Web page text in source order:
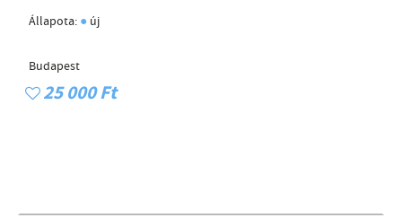
Állapota: ● új
Budapest
25 000 Ft